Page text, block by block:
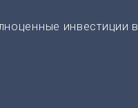
инвестиции в